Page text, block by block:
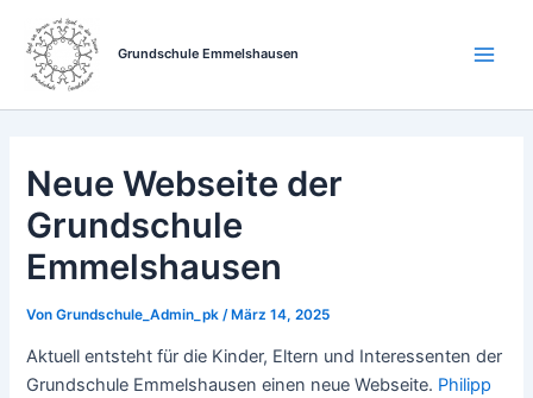
Inhalt
springen
Grundschule Emmelshausen
Neue Webseite der
Grundschule
Emmelshausen
VonGrundschule_Admin_pk /März 14, 2025
Aktuell entsteht für die Kinder, Eltern und Interessenten der
Grundschule Emmelshausen einen neue Webseite. Philipp
Beitragsnavigation